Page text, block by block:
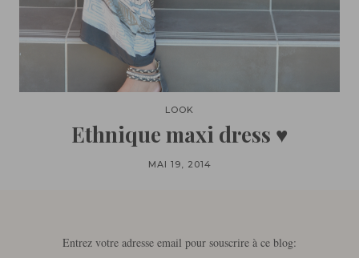
LOOK
Ethnique maxi dress ♥
MAI 19, 2014
Entrez votre adresse email pour souscrire à ce blog: